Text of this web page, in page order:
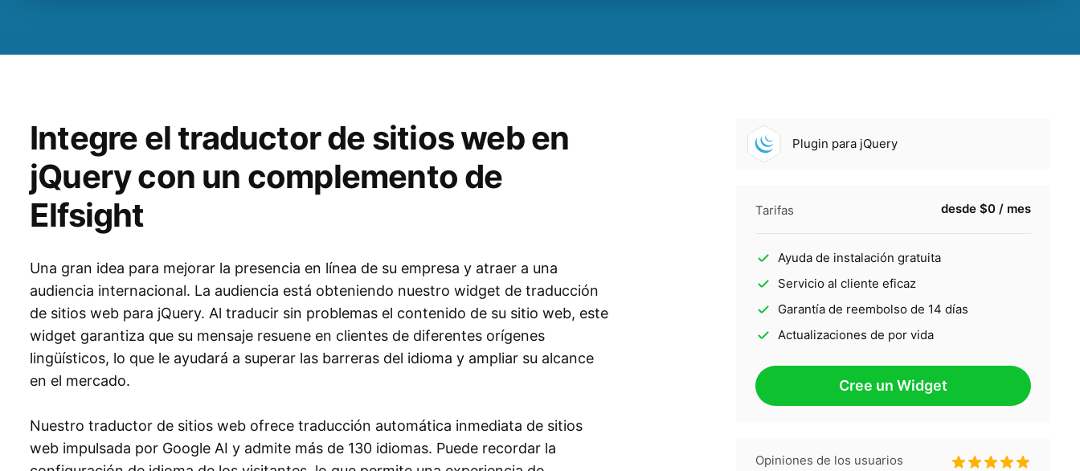
Integre el traductor de sitios web en
jQuery con un complemento de
Elfsight
Una gran idea para mejorar la presencia en línea de su empresa y atraer a una
audiencia internacional. La audiencia está obteniendo nuestro widget de traducción
de sitios web para jQuery. Al traducir sin problemas el contenido de su sitio web, este
widget garantiza que su mensaje resuene en clientes de diferentes orígenes
lingüísticos, lo que le ayudará a superar las barreras del idioma y ampliar su alcance
en el mercado.
Nuestro traductor de sitios web ofrece traducción automática inmediata de sitios
web impulsada por Google AI y admite más de 130 idiomas. Puede recordar la
Plugin para jQuery
Tarifas desde $0 / mes
Ayuda de instalación gratuita
Servicio al cliente eficaz
Garantía de reembolso de 14 días
Actualizaciones de por vida
Cree un Widget
Opiniones de los usuarios